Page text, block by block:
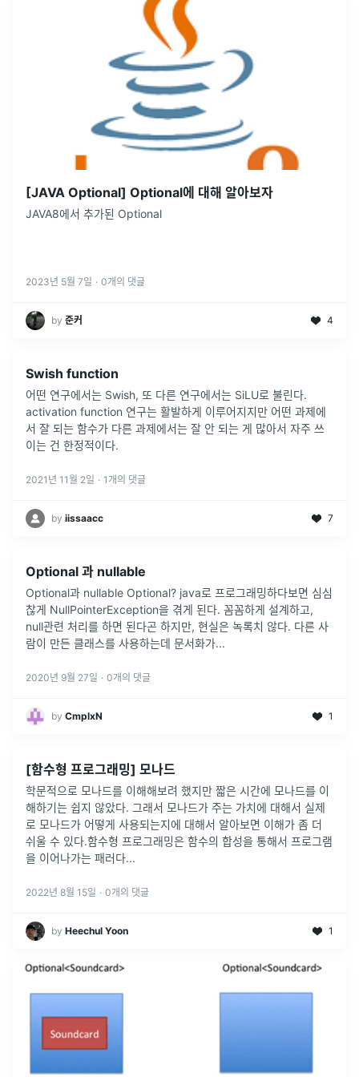
[JAVA Optional] Optional에 대해 알아보자
JAVA8에서 추가된 Optional
2023년 5월 7일 · 0개의 댓글
by 준커 4
Swish function
어떤 연구에서는 Swish, 또 다른 연구에서는 SiLU로 불린다.
activation function 연구는 활발하게 이루어지지만 어떤 과제에
서 잘 되는 함수가 다른 과제에서는 잘 안 되는 게 많아서 자주 쓰
이는 건 한정적이다.
2021년 11월 2일 · 1 개의 댓글
by iissaacc 7
Optional 과 nullable
Optional과 nullable Optional? java로 프로그래밍하다보면 심심
찮게 NullPointerException을 겪게 된다. 꼼꼼하게 설계하고,
null관련 처리를 하면 된다곤 하지만, 현실은 녹록치 않다. 다른 사
람이 만든 클래스를 사용하는데 문서화가...
2020년 9월 27일 · 0개의 댓글
by CmplxN 1
[함수형 프로그래밍] 모나드
학문적으로 모나드를 이해해보려 했지만 짧은 시간에 모나드를 이
해하기는 쉽지 않았다. 그래서 모나드가 주는 가치에 대해서 실제
로 모나드가 어떻게 사용되는지에 대해서 알아보면 이해가 좀 더
쉬울 수 있다.함수형 프로그래밍은 함수의 합성을 통해서 프로그램
을 이어나가는 패러다...
2022년 8월 15일 · 0개의 댓글
by Heechul Yoon 1